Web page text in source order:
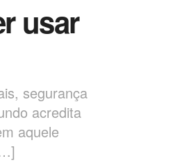
usar
segurança
acredita
aquele